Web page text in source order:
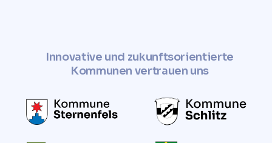
Innovative und zukunftsorientierte
Kommunen vertrauen uns